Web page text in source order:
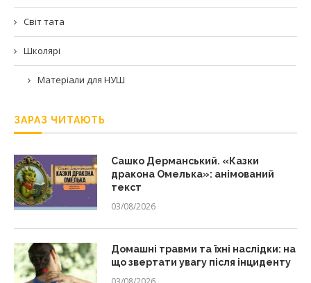
Світ тата
Школярі
Матеріали для НУШ
ЗАРАЗ ЧИТАЮТЬ
Сашко Дерманський. «Казки
дракона Омелька»: анімований
текст
03/08/2026
Домашні травми та їхні наслідки: на
що звертати увагу після інциденту